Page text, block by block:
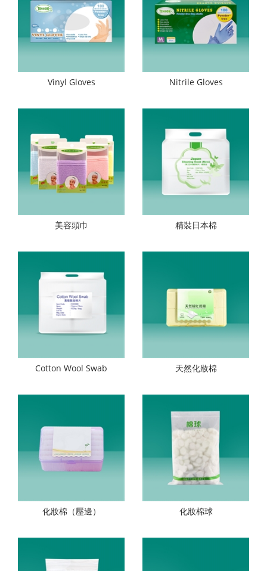
Vinyl Gloves Nitrile Gloves
美容頭巾 精裝日本棉
Cotton Wool Swab 天然化妝棉
化妝棉（壓邊） 化妝棉球